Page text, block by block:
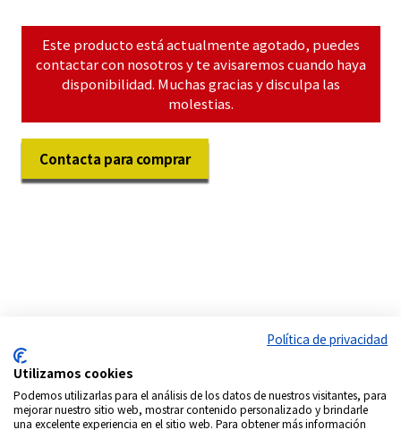
Este producto está actualmente agotado, puedes
contactar con nosotros y te avisaremos cuando haya
disponibilidad. Muchas gracias y disculpa las
molestias.
Contacta para comprar
Política de privacidad
Utilizamos cookies
Podemos utilizarlas para el análisis de los datos de nuestros visitantes, para
mejorar nuestro sitio web, mostrar contenido personalizado y brindarle
una excelente experiencia en el sitio web. Para obtener más información